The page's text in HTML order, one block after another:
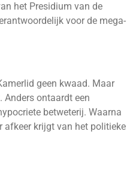
het Presidium van de
voor de mega-
geen kwaad. Maar
Anders ontaardt een
betweterij. Waarna
afkeer krijgt van het politieke